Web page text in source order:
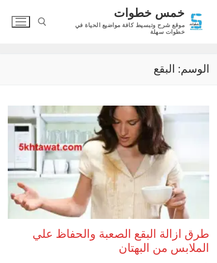
المحتوى
خمس خطوات
موقع شرح وتبسيط كافة مواضيع الحياة في
خطوات سهلة
الوسم: البقع
طرق ازالة البقع الصعبة والحفاظ علي
الملابس من البهتان